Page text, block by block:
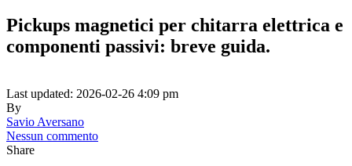
Pickups magnetici per chitarra elettrica e
componenti passivi: breve guida.
Last updated: 2026-02-26 4:09 pm
By
Savio Aversano
Nessun commento
Share